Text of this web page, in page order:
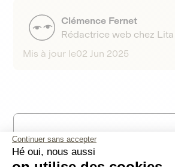
Clémence Fernet
Rédactrice web chez Lita
Mis à jour le02 Jun 2025
Partager ce contenu
Continuer sans accepter
Hé oui, nous aussi